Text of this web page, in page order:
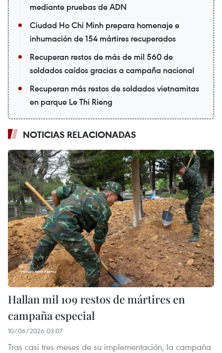
mediante pruebas de ADN
Ciudad Ho Chi Minh prepara homenaje e
inhumación de 154 mártires recuperados
Recuperan restos de más de mil 560 de
soldados caídos gracias a campaña nacional
Recuperan más restos de soldados vietnamitas
en parque Le Thi Rieng
NOTICIAS RELACIONADAS
Hallan mil 109 restos de mártires en
campaña especial
10/06/2026 03:07
Tras casi tres meses de su implementación, la campaña